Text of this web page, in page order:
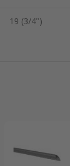
19 (3/4")